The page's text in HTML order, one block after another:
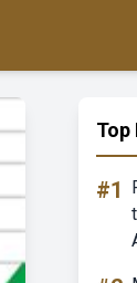
Top
#1